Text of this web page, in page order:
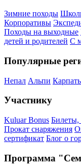
Зимние походы
Корпоративы
Походы на выходные
детей и родителей С
Популярные
Непал Альпи
Участнику
Kuluar Bonus Билеты,
Прокат снаряжения
сертификат Блог о
Программа